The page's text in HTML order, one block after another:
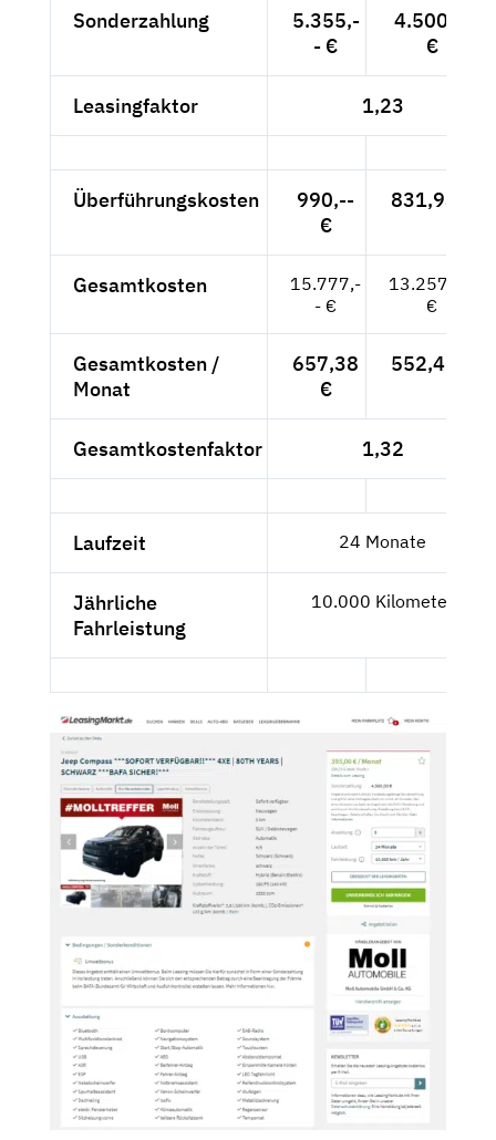
Sonderzahlung
5.355,-
- €
4.500,--
€
Leasingfaktor 1,23
Überführungskosten
990,--
€
831,93 €
Gesamtkosten
15.777,-
- €
13.257,98
€
Gesamtkosten /
Monat
657,38
€
552,42 €
Gesamtkostenfaktor 1,32
Laufzeit 24 Monate
Jährliche
Fahrleistung
10.000 Kilometer